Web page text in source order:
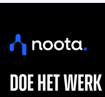
doe het